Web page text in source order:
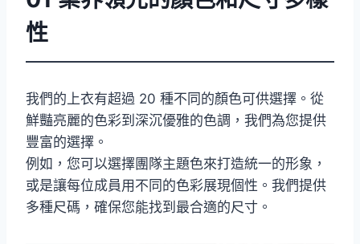
性
我們的上衣有超過 20 種不同的顏色可供選擇。從
鮮豔亮麗的色彩到深沉優雅的色調，我們為您提供
豐富的選擇。
例如，您可以選擇團隊主題色來打造統一的形象，
或是讓每位成員用不同的色彩展現個性。我們提供
多種尺碼，確保您能找到最合適的尺寸。